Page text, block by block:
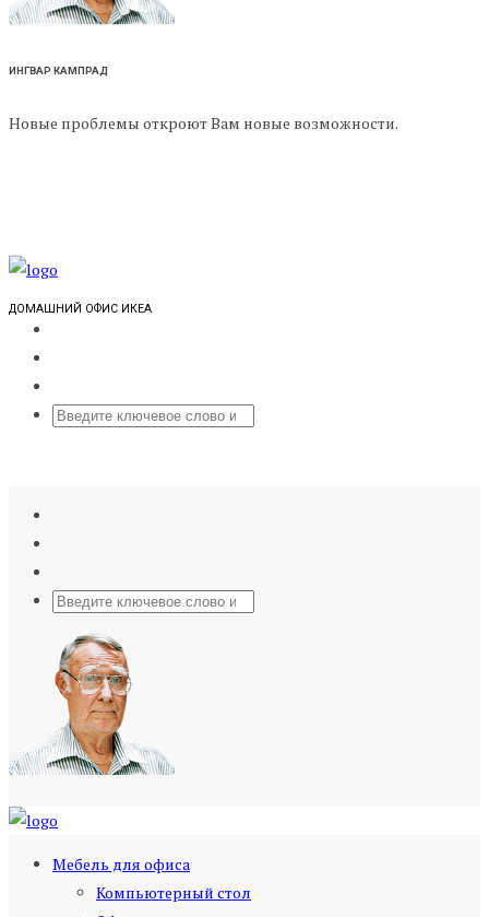
ИНГВАР КАМПРАД
Новые проблемы откроют Вам новые возможности.
ДОМАШНИЙ ОФИС ИКЕА
Мебель для офиса
Компьютерный стол